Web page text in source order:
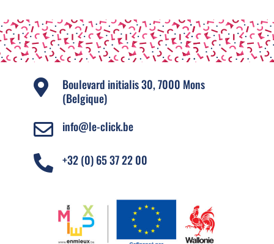

Boulevard initialis 30, 7000 Mons
(Belgique)
 info@le-click.be
 +32 (0) 65 37 22 00